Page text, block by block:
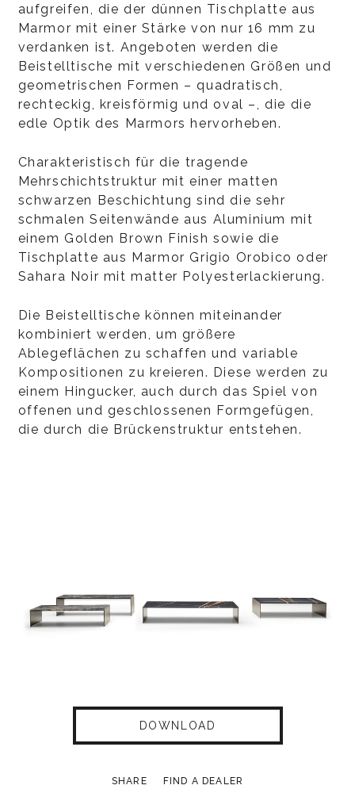
aufgreifen, die der dünnen Tischplatte aus
Marmor mit einer Stärke von nur 16 mm zu
verdanken ist. Angeboten werden die
Beistelltische mit verschiedenen Größen und
geometrischen Formen – quadratisch,
rechteckig, kreisförmig und oval –, die die
edle Optik des Marmors hervorheben.
Charakteristisch für die tragende
Mehrschichtstruktur mit einer matten
schwarzen Beschichtung sind die sehr
schmalen Seitenwände aus Aluminium mit
einem Golden Brown Finish sowie die
Tischplatte aus Marmor Grigio Orobico oder
Sahara Noir mit matter Polyesterlackierung.
Die Beistelltische können miteinander
kombiniert werden, um größere
Ablegeflächen zu schaffen und variable
Kompositionen zu kreieren. Diese werden zu
einem Hingucker, auch durch das Spiel von
offenen und geschlossenen Formgefügen,
die durch die Brückenstruktur entstehen.
DOWNLOAD
SHARE FIND A DEALER